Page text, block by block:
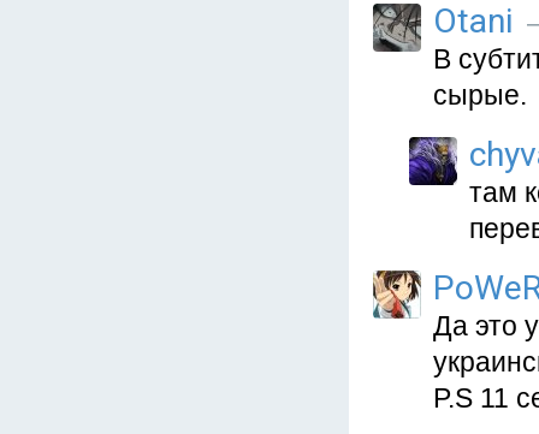
Otani
В
сырые.
там
Да это
P.S 11